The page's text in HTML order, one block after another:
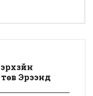
төв Эрээнд